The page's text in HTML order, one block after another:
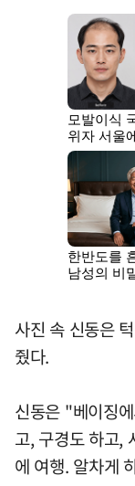
사진 속 신동은
줬다.
신동은 "베이징
고, 구경도 하고,
에 여행. 알차게